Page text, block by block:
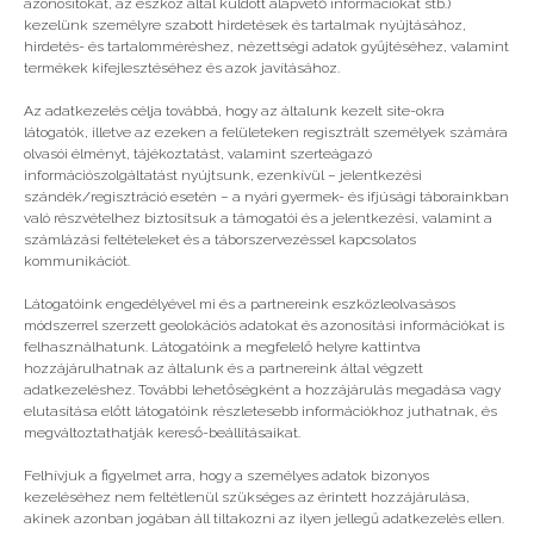
azonosítókat, az eszköz által küldött alapvető információkat stb.)
kezelünk személyre szabott hirdetések és tartalmak nyújtásához,
hirdetés- és tartalomméréshez, nézettségi adatok gyűjtéséhez, valamint
termékek kifejlesztéséhez és azok javításához.
Az adatkezelés célja továbbá, hogy az általunk kezelt site-okra
látogatók, illetve az ezeken a felületeken regisztrált személyek számára
olvasói élményt, tájékoztatást, valamint szerteágazó
információszolgáltatást nyújtsunk, ezenkívül – jelentkezési
szándék/regisztráció esetén – a nyári gyermek- és ifjúsági táborainkban
való részvételhez biztosítsuk a támogatói és a jelentkezési, valamint a
számlázási feltételeket és a táborszervezéssel kapcsolatos
kommunikációt.
Látogatóink engedélyével mi és a partnereink eszközleolvasásos
módszerrel szerzett geolokációs adatokat és azonosítási információkat is
felhasználhatunk. Látogatóink a megfelelő helyre kattintva
hozzájárulhatnak az általunk és a partnereink által végzett
adatkezeléshez. További lehetőségként a hozzájárulás megadása vagy
elutasítása előtt látogatóink részletesebb információkhoz juthatnak, és
megváltoztathatják kereső-beállításaikat.
Felhívjuk a figyelmet arra, hogy a személyes adatok bizonyos
kezeléséhez nem feltétlenül szükséges az érintett hozzájárulása,
akinek azonban jogában áll tiltakozni az ilyen jellegű adatkezelés ellen.
Vélemény, hozzászólás?
Az e-mail címet nem tesszük közzé. A kötelező
mezőket*karakterrel jelöltük
A nevem, e-mail címem, és weboldalcímem